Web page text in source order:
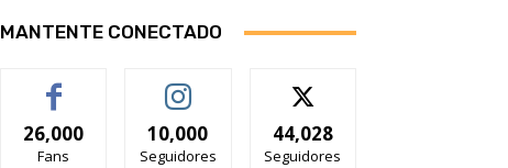
MANTENTE CONECTADO
26,000
Fans
10,000
Seguidores
44,028
Seguidores